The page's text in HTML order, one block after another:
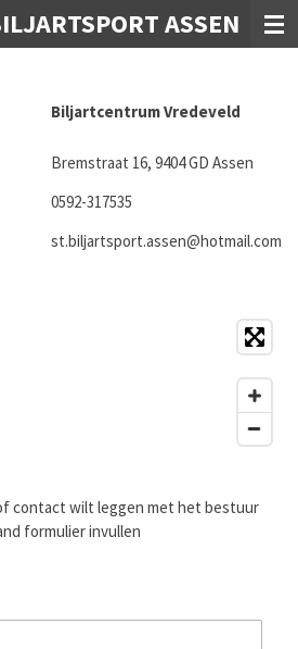
ASSEN
Biljartcentrum Vredeveld
Bremstraat 16, 9404 GD Assen
0592-317535
st.biljartsport.assen@hotmail.com
contact wilt leggen met het bestuur
formulier invullen